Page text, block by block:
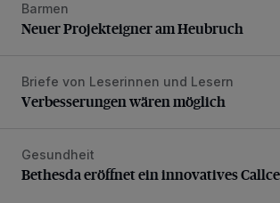
Neuer Projekteigner am Heubruch
Barmen
Neuer Projekteigner am Heubruch
Verbesserungen wären möglich
Briefe von Leserinnen und Lesern
Verbesserungen wären möglich
Bethesda eröffnet ein innovatives
Gesundheit
Bethesda eröffnet ein innovatives